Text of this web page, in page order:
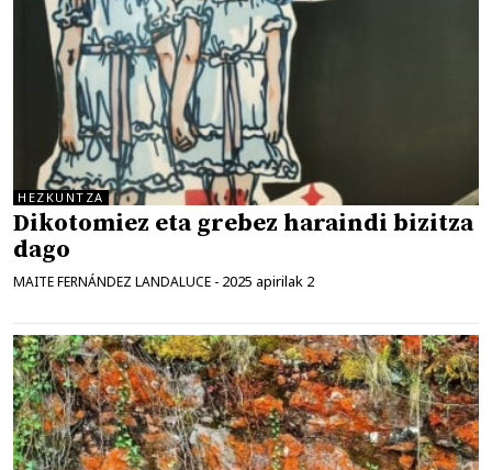
HEZKUNTZA
Dikotomiez eta grebez haraindi bizitza
dago
MAITE FERNÁNDEZ LANDALUCE - 2025 apirilak 2